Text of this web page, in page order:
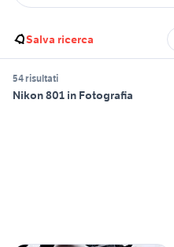
Salva ricerca
54 risultati
Nikon 801 in Fotografia